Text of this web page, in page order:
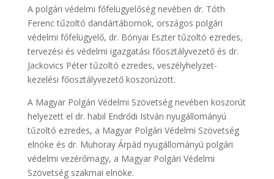
A polgári védelmi főfelügyelőség nevében dr. Tóth
Ferenc tűzoltó dandártábornok, országos polgári
védelmi főfelügyelő, dr. Bónyai Eszter tűzoltó ezredes,
tervezési és védelmi igazgatási főosztályvezető és dr.
Jackovics Péter tűzoltó ezredes, veszélyhelyzet-
kezelési főosztályvezető koszorúzott.
A Magyar Polgári Védelmi Szövetség nevében koszorút
helyezett el dr. habil Endrődi István nyugállományú
tűzoltó ezredes, a Magyar Polgári Védelmi Szövetség
elnöke és dr. Muhoray Árpád nyugállományú polgári
védelmi vezérőrnagy, a Magyar Polgári Védelmi
Szövetség szakmai elnöke.